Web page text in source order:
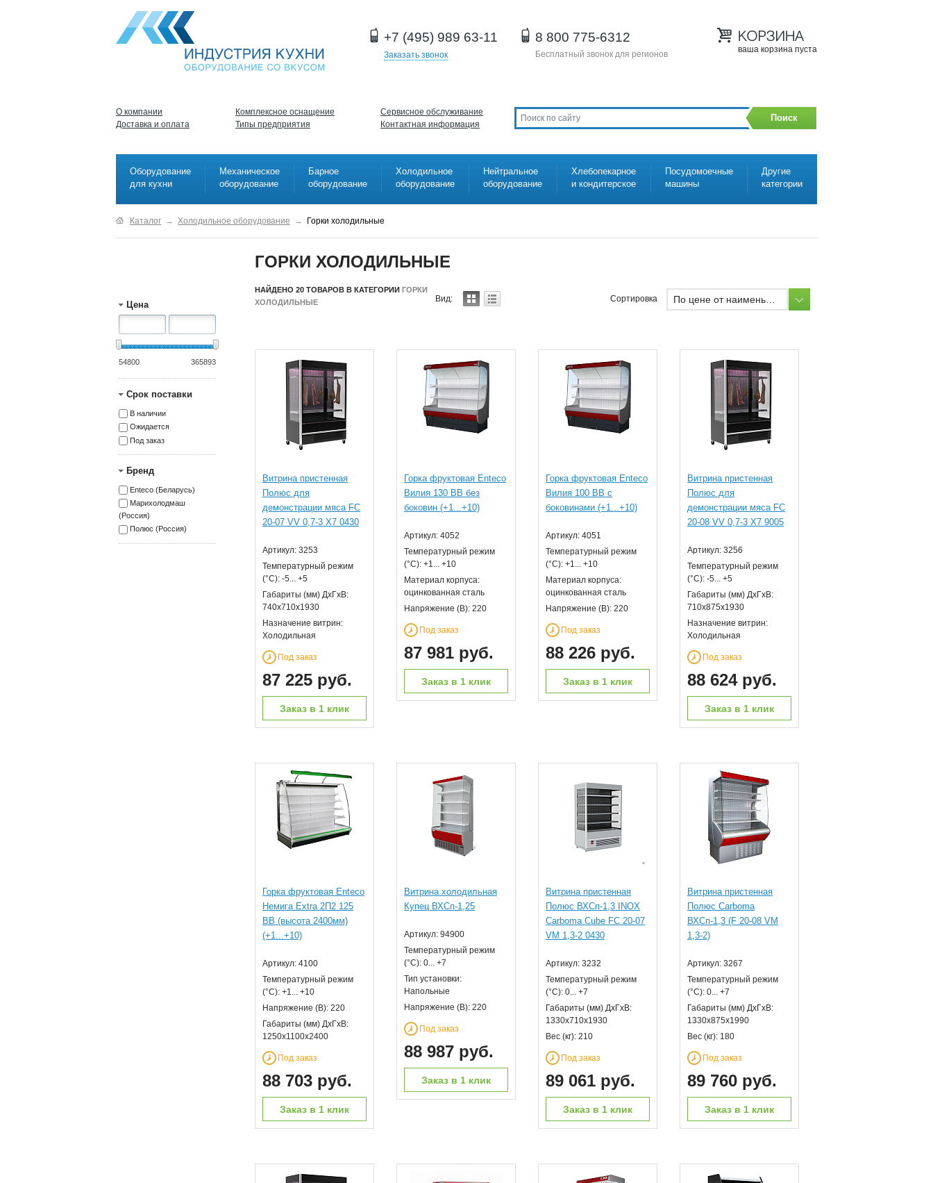
+7 (495) 989 63-11
Заказать звонок
8 800 775-6312
Бесплатный звонок для регионов ваша корзина пуста
О компании
Доставка и оплата
Комплексное оснащение
Типы предприятия
Сервисное обслуживание
Контактная информация
Поиск
Оборудование
для кухни
Механическое
оборудование
Барное
оборудование
Холодильное
оборудование
Нейтральное
оборудование
Хлебопекарное
и кондитерское
Посудомоечные
машины
Другие
категории
Каталог → Холодильное оборудование → Горки холодильные
ГОРКИ ХОЛОДИЛЬНЫЕ
НАЙДЕНО 20 ТОВАРОВ В КАТЕГОРИИ ГОРКИ
ХОЛОДИЛЬНЫЕ
Вид: Сортировка
Витрина пристенная
Полюс для
демонстрации мяса FC
20-07 VV 0,7-3 X7 0430
Артикул: 3253
Температурный режим
(°С): -5... +5
Габариты (мм) ДхГхВ:
740х710х1930
Назначение витрин:
Холодильная
Под заказ
87 225 руб.
Заказ в 1 клик
Горка фруктовая Enteco
Вилия 130 ВВ без
боковин (+1...+10)
Артикул: 4052
Температурный режим
(°С): +1... +10
Материал корпуса:
оцинкованная сталь
Напряжение (В): 220
Под заказ
87 981 руб.
Заказ в 1 клик
Горка фруктовая Enteco
Вилия 100 ВВ с
боковинами (+1...+10)
Артикул: 4051
Температурный режим
(°С): +1... +10
Материал корпуса:
оцинкованная сталь
Напряжение (В): 220
Под заказ
88 226 руб.
Заказ в 1 клик
Витрина пристенная
Полюс для
демонстрации мяса FC
20-08 VV 0,7-3 X7 9005
Артикул: 3256
Температурный режим
(°С): -5... +5
Габариты (мм) ДхГхВ:
710х875х1930
Назначение витрин:
Холодильная
Под заказ
88 624 руб.
Заказ в 1 клик
Горка фруктовая Enteco
Немига Extra 2П2 125
ВВ (высота 2400мм)
(+1...+10)
Артикул: 4100
Температурный режим
(°С): +1... +10
Напряжение (В): 220
Габариты (мм) ДхГхВ:
1250х1100х2400
Под заказ
88 703 руб.
Заказ в 1 клик
Витрина холодильная
Купец ВХСп-1,25
Артикул: 94900
Температурный режим
(°С): 0... +7
Тип установки:
Напольные
Напряжение (В): 220
Под заказ
88 987 руб.
Заказ в 1 клик
Витрина пристенная
Полюс ВХСп-1,3 INOX
Carboma Cube FС 20-07
VM 1,3-2 0430
Артикул: 3232
Температурный режим
(°С): 0... +7
Габариты (мм) ДхГхВ:
1330х710х1930
Вес (кг): 210
Под заказ
89 061 руб.
Заказ в 1 клик
Витрина пристенная
Полюс Carboma
ВХСп-1,3 (F 20-08 VM
1,3-2)
Артикул: 3267
Температурный режим
(°С): 0... +7
Габариты (мм) ДхГхВ:
1330х875х1990
Вес (кг): 180
Под заказ
89 760 руб.
Заказ в 1 клик
Цена
54800 365893
Срок поставки
В наличии
Ожидается
Под заказ
Бренд
Enteco (Беларусь)
Марихолодмаш
(Россия)
Полюс (Россия)